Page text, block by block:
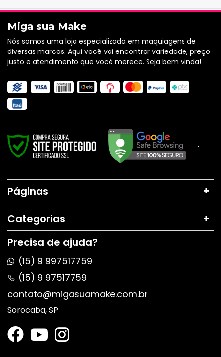
Precisa de ajuda?
(15) 9 997517759
(15) 9 97517759
contato@migasuamake.com.br
Sorocaba, SP
Páginas
Categorias
Miga sua Make
Nós somos uma loja especializada em maquiagens de
diversas marcas. Aqui você vai encontrar variedade, preço
justo e atendimento que você merece. Seja bem vinda!